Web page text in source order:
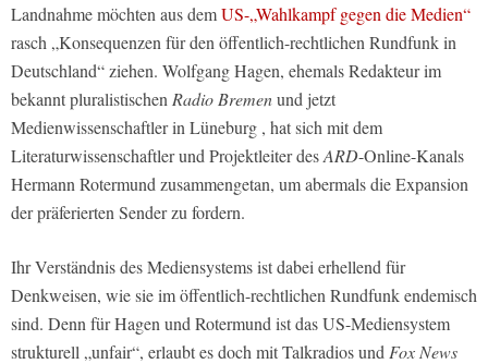
Landnahme möchten aus demUS-„Wahlkampf gegen die Medien“
rasch „Konsequenzen für den öffentlich-rechtlichen Rundfunk in
Deutschland“ ziehen. Wolfgang Hagen, ehemals Redakteur im
bekannt pluralistischen Radio Bremenund jetzt
Medienwissenschaftler in Lüneburg , hat sich mit dem
Literaturwissenschaftler und Projektleiter desARD-Online-Kanals
Hermann Rotermund zusammengetan, um abermals die Expansion
der präferierten Sender zu fordern.
Ihr Verständnis des Mediensystems ist dabei erhellend für
Denkweisen, wie sie im öffentlich-rechtlichen Rundfunk endemisch
sind. Denn für Hagen und Rotermund ist das US-Mediensystem
strukturell „unfair“, erlaubt es doch mit Talkradios und Fox News